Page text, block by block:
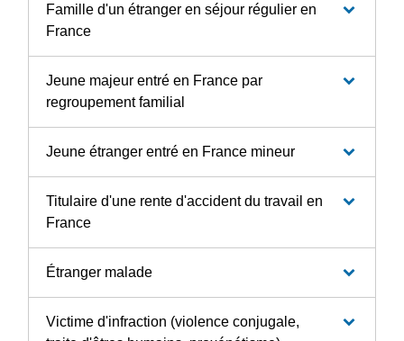
Famille d'un étranger en séjour régulier en
France
Jeune majeur entré en France par
regroupement familial
Jeune étranger entré en France mineur
Titulaire d'une rente d'accident du travail en
France
Étranger malade
Victime d'infraction (violence conjugale,